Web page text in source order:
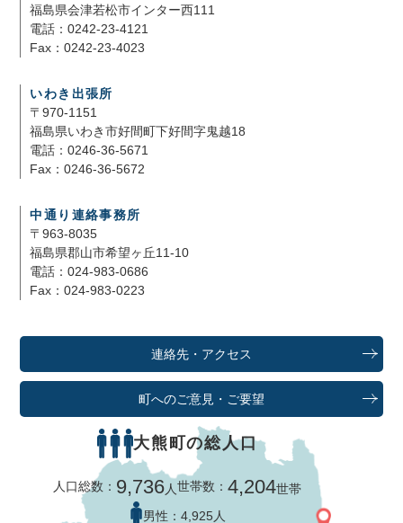
福島県会津若松市インター西111
電話：0242-23-4121
Fax：0242-23-4023
いわき出張所
〒970-1151
福島県いわき市好間町下好間字鬼越18
電話：0246-36-5671
Fax：0246-36-5672
中通り連絡事務所
〒963-8035
福島県郡山市希望ヶ丘11-10
電話：024-983-0686
Fax：024-983-0223
連絡先・アクセス
町へのご意見・ご要望
大熊町の総人口
人口総数： 9,736人世帯数：4,204世帯
男性： 4,925人